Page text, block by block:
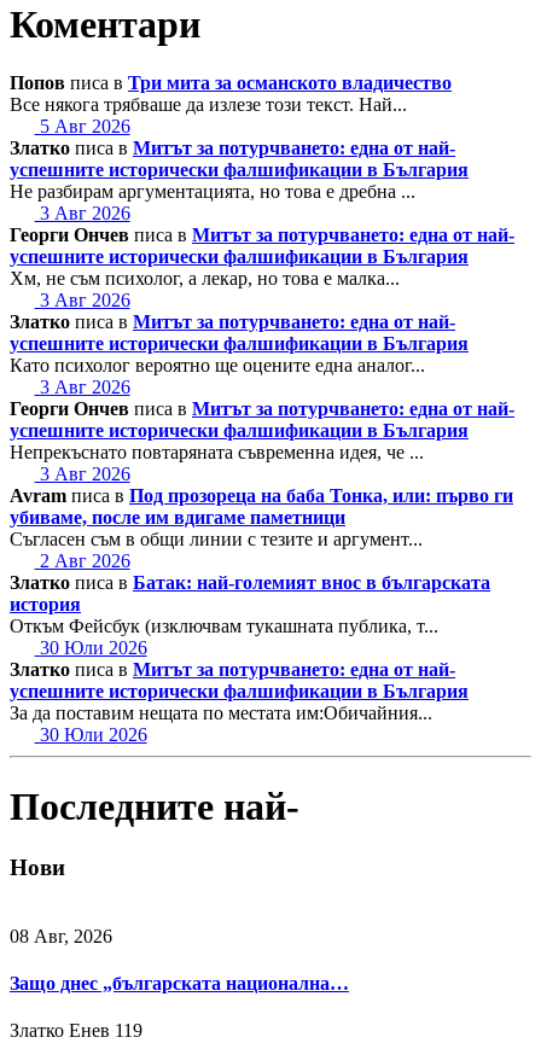
Коментари
Попов писа в Три мита за османското владичество
Все някога трябваше да излезе този текст. Най...
5 Авг 2026
Златко писа в Митът за потурчването: една от най-
успешните исторически фалшификации в България
Не разбирам аргументацията, но това е дребна ...
3 Авг 2026
Георги Ончев писа в Митът за потурчването: една от най-
успешните исторически фалшификации в България
Хм, не съм психолог, а лекар, но това е малка...
3 Авг 2026
Златко писа в Митът за потурчването: една от най-
успешните исторически фалшификации в България
Като психолог вероятно ще оцените една аналог...
3 Авг 2026
Георги Ончев писа в Митът за потурчването: една от най-
успешните исторически фалшификации в България
Непрекъснато повтаряната съвременна идея, че ...
3 Авг 2026
Avram писа в Под прозореца на баба Тонка, или: първо ги
убиваме, после им вдигаме паметници
Съгласен съм в общи линии с тезите и аргумент...
2 Авг 2026
Златко писа в Батак: най-големият внос в българската
история
Откъм Фейсбук (изключвам тукашната публика, т...
30 Юли 2026
Златко писа в Митът за потурчването: една от най-
успешните исторически фалшификации в България
За да поставим нещата по местата им:Обичайния...
30 Юли 2026
Последните най-
Нови
08 Авг, 2026
Защо днес „българската национална…
Златко Енев 119